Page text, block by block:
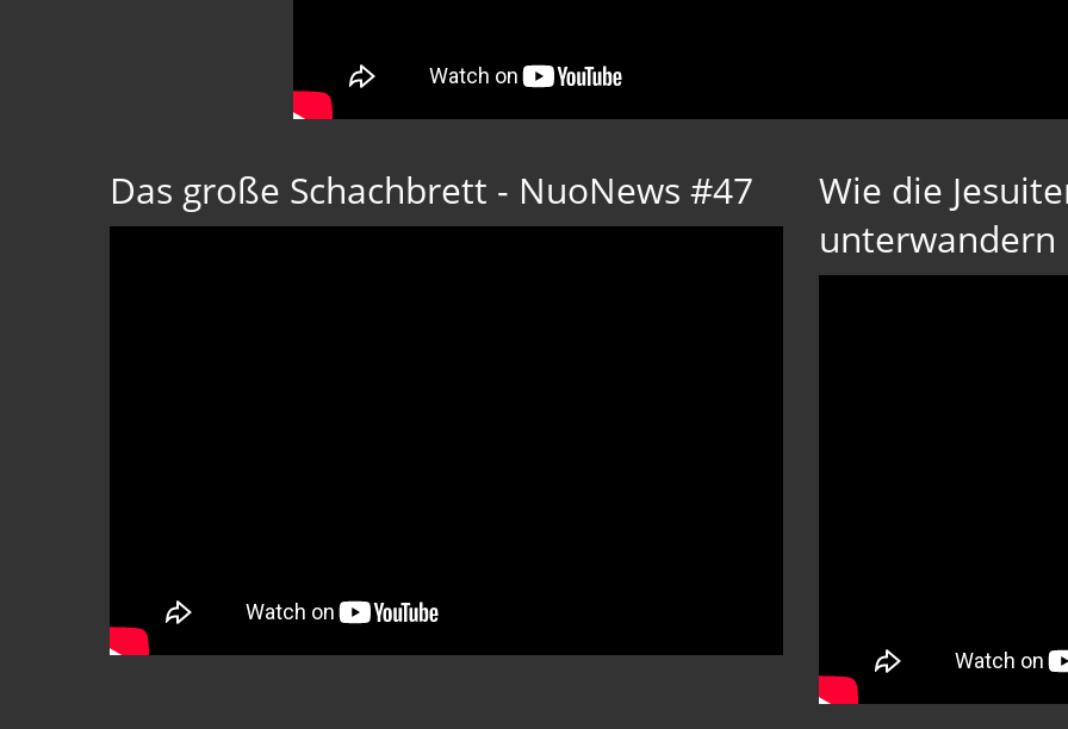
Das große Schachbrett - NuoNews #47
Wie die
unterwandern